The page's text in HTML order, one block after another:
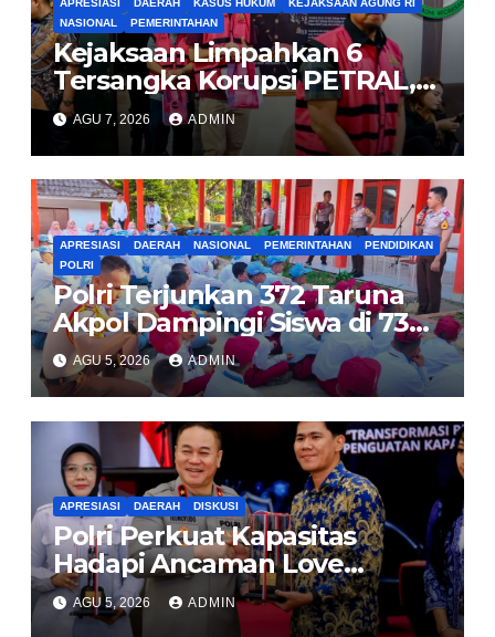
APRESIASI DAERAH KASUS HUKUM
KEJAKSAAN AGUNG RI
NASIONAL
PEMERINTAHAN
Kejaksaan Limpahkan 6
Tersangka Korupsi PETRAL,
PES dan ISC ke PN Tipikor
Jakarta Pusat
AGU 7, 2026 ADMIN
APRESIASI DAERAH NASIONAL PEMERINTAHAN
PENDIDIKAN
POLRI
Polri Terjunkan 372 Taruna
Akpol Dampingi Siswa di 73
Sekolah Rakyat
AGU 5, 2026 ADMIN
APRESIASI DAERAH DISKUSI
Polri Perkuat Kapasitas
Hadapi Ancaman Love
Scamming Lewat Dialog
Internal
AGU 5, 2026 ADMIN